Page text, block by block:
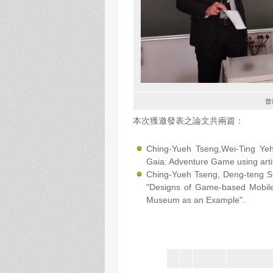
本次獲邀發表之論文共兩篇：
Ching-Yueh Tseng,Wei-Ting
Gaia: Adventure Game using
Ching-Yueh Tseng, Deng-teng
"Designs of Game-based
Museum as an Example".